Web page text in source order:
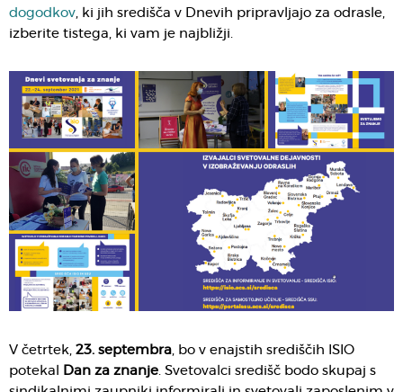
dogodkov , ki jih središča v Dnevih pripravljajo za odrasle,
izberite tistega, ki vam je najbližji.
V četrtek, 23. septembra, bo v enajstih središčih ISIO
potekal
Dan za znanje. Svetovalci središč bodo skupaj s